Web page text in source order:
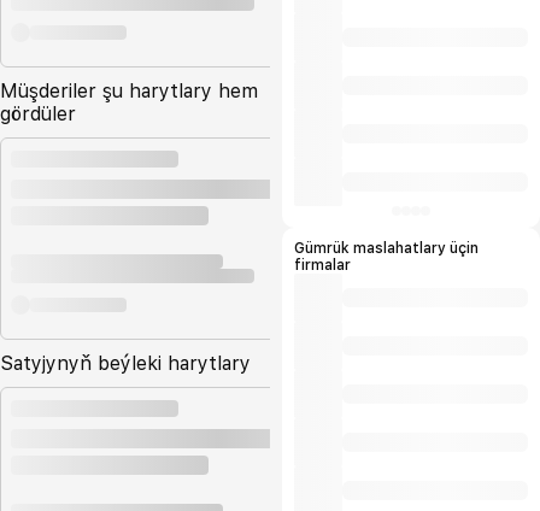
Müşderiler şu harytlary hem
gördüler
Satyjynyň beýleki harytlary
Gümrük maslahatlary üçin
firmalar